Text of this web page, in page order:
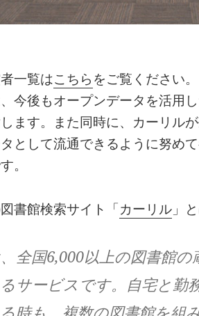
一覧はこちらをご覧ください。
今後もオープンデータを活用
ます。また同時に、カーリル
として流通できるように努め
。
書館検索サイト「カーリル 」
全国6,000以上の図書館
サービスです。自宅と勤
時も、複数の図書館を組